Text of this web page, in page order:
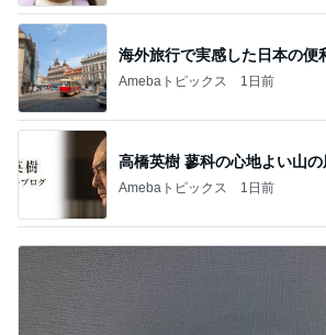
海外旅行で実感した日本の便
Amebaトピックス 1日前
高橋英樹 蓼科の心地よい山の
Amebaトピックス 1日前